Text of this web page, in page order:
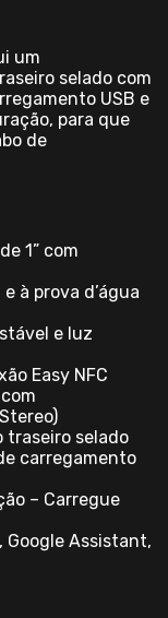
um
selado com
USB e
para que
de
1” com
à prova d’água
e luz
Easy NFC
traseiro selado
carregamento
– Carregue
Google Assistant,